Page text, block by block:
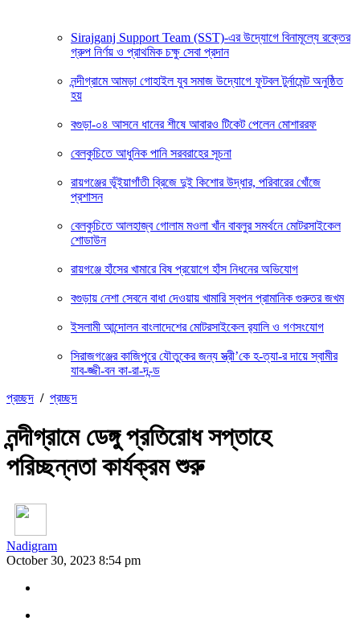
Sirajganj Support Team (SST)-এর উদ্যোগে বিনামূল্যে রক্তের
গ্রুপ নির্ণয় ও প্রাথমিক চক্ষু সেবা প্রদান
নন্দীগ্রামে আমড়া গোহাইল যুব সমাজ উদ্যোগে ফুটবল টুর্নামেন্ট অনুষ্ঠিত
হয়
বগুড়া-০৪ আসনে ধানের শীষে আবারও টিকেট পেলেন মোশাররফ
বেলকুচিতে আধুনিক পানি সরবরাহের সূচনা
রায়গঞ্জের ভূঁইয়াগাঁতী ব্রিজে দুই কিশোর উদ্ধার, পরিবারের খোঁজে
প্রশাসন
বেলকুচিতে আলহাজ্ব গোলাম মওলা খাঁন বাবলুর সমর্থনে মোটরসাইকেল
শোডাউন
রায়গঞ্জে হাঁসের খামারে বিষ প্রয়োগে হাঁস নিধনের অভিযোগ
বগুড়ায় নেশা সেবনে বাধা দেওয়ায় খামারি স্বপন প্রামানিক গুরুতর জখম
ইসলামী আন্দোলন বাংলাদেশের মোটরসাইকেল র‍্যালি ও গণসংযোগ
সিরাজগঞ্জের কাজিপুরে যৌতুকের জন্য স্ত্রী’কে হ-ত্যা-র দায়ে স্বামীর
যাব-জ্জী-বন কা-রা-দ-ন্ড
প্রচ্ছদ / প্রচ্ছদ
নন্দীগ্রামে ডেঙ্গু প্রতিরোধ সপ্তাহে
পরিচ্ছন্নতা কার্যক্রম শুরু
Nadigram
October 30, 2023 8:54 pm